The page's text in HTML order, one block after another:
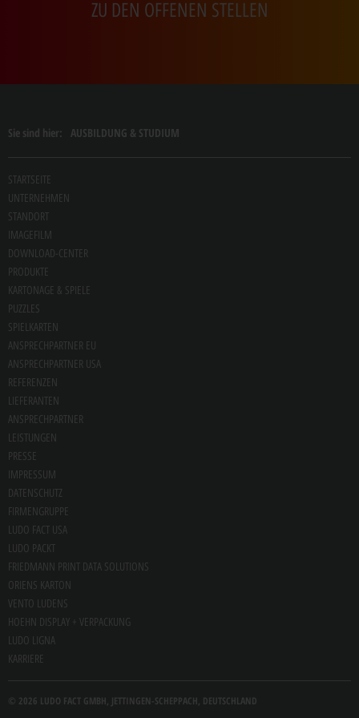
ZU DEN OFFENEN STELLEN
Sie sind hier: AUSBILDUNG & STUDIUM
STARTSEITE
UNTERNEHMEN
STANDORT
IMAGEFILM
DOWNLOAD-CENTER
PRODUKTE
KARTONAGE & SPIELE
PUZZLES
SPIELKARTEN
ANSPRECHPARTNER EU
ANSPRECHPARTNER USA
REFERENZEN
LIEFERANTEN
ANSPRECHPARTNER
LEISTUNGEN
PRESSE
IMPRESSUM
DATENSCHUTZ
FIRMENGRUPPE
LUDO FACT USA
LUDO PACKT
FRIEDMANN PRINT DATA SOLUTIONS
ORIENS KARTON
VENTO LUDENS
HOEHN DISPLAY + VERPACKUNG
LUDO LIGNA
KARRIERE
© 2026 LUDO FACT GMBH, JETTINGEN-SCHEPPACH, DEUTSCHLAND